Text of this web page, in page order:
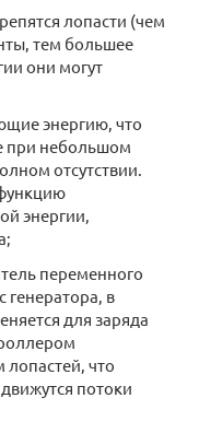
лопасти (чем
тем большее
они могут
энергию, что
при небольшом
отсутствии.
энергии,
переменного
генератора, в
для заряда
лопастей, что
потоки